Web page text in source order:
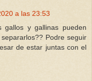
a las 23:53
gallos y gallinas pueden
Podre seguir
de estar juntas con el